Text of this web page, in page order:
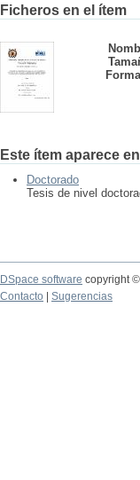
Ficheros en el ítem
Este ítem aparece
Doctorado
Tesis de nivel
DSpace software copyright
Contacto
Sugerencias